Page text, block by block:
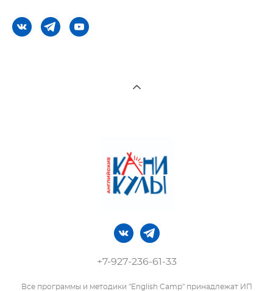
+7-927‒236‒61‒33
Все программы и методики "English Camp" принадлежат ИП